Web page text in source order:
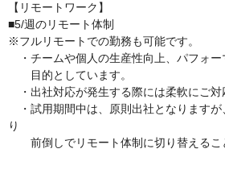
【リモートワーク】
■5/週のリモート体制
※フルリモートでの勤務も可能です。
・チームや個人の生産性向上、パフォー
目的としています。
・出社対応が発生する際には柔軟にご対
・試用期間中は、原則出社となりますが
り
前倒しでリモート体制に切り替えるこ